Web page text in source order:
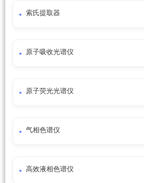
索氏提取器
原子吸收光谱仪
原子荧光光谱仪
气相色谱仪
高效液相色谱仪